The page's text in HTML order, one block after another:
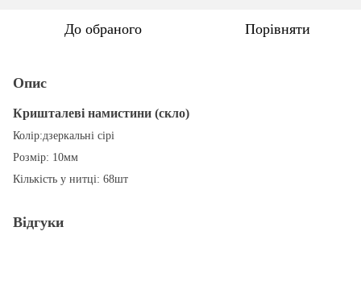
До обраного Порівняти
Опис
Кришталеві намистини (скло)
Колір:дзеркальні сірі
Розмір: 10мм
Кількість у нитці: 68шт
Відгуки